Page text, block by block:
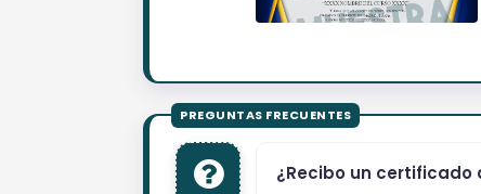
¿Recibo un certificado